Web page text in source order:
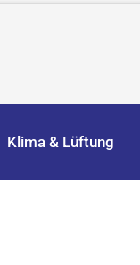
Klima & Lüftung